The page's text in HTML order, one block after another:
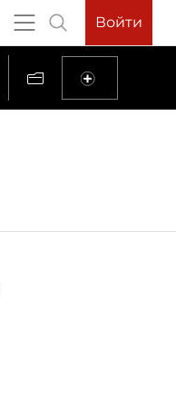
Войти